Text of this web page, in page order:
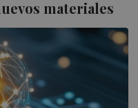
materiales